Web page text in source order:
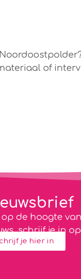
of
op de hoogte
schrijf je in
je hier in